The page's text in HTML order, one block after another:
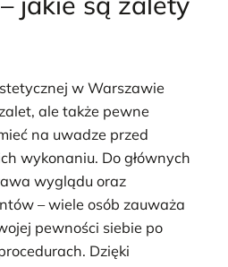
w Warszawie
ale także pewne
na uwadze przed
wykonaniu. Do głównych
wyglądu oraz
– wiele osób zauważa
pewności siebie po
Dzięki